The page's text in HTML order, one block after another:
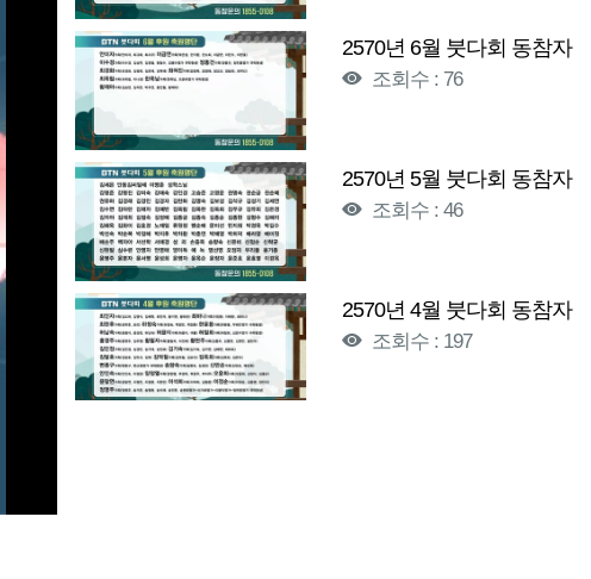
2570년 6월 붓다회 동참자
조회수 : 76
2570년 5월 붓다회 동참자
조회수 : 46
2570년 4월 붓다회 동참자
조회수 : 197